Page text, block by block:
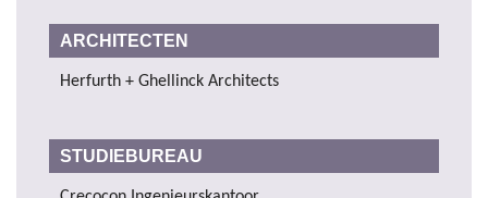
ARCHITECTEN
Herfurth + Ghellinck Architects
STUDIEBUREAU